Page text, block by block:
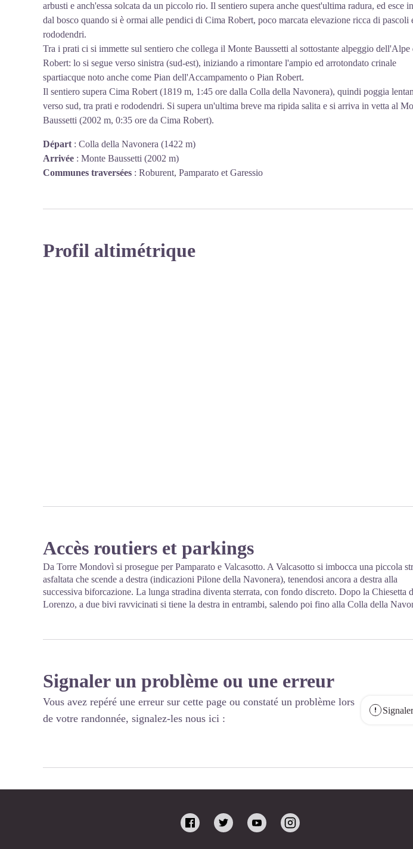
arbusti e anch'essa solcata da un piccolo rio. Il sentiero supera anche quest'ultima radura, ed esce
dal bosco quando si è ormai alle pendici di Cima Robert, poco marcata elevazione ricca di pascoli
rododendri.
Tra i prati ci si immette sul sentiero che collega il Monte Baussetti al sottostante alpeggio dell'Alpe
Robert: lo si segue verso sinistra (sud-est), iniziando a rimontare l'ampio ed arrotondato crinale
spartiacque noto anche come Pian dell'Accampamento o Pian Robert.
Il sentiero supera Cima Robert (1819 m, 1:45 ore dalla Colla della Navonera), quindi poggia
verso sud, tra prati e rododendri. Si supera un'ultima breve ma ripida salita e si arriva in vetta al
Baussetti (2002 m, 0:35 ore da Cima Robert).
Départ : Colla della Navonera (1422 m)
Arrivée : Monte Baussetti (2002 m)
Communes traversées : Roburent, Pamparato et Garessio
Profil altimétrique
Accès routiers et parkings
Da Torre Mondovì si prosegue per Pamparato e Valcasotto. A Valcasotto si imbocca una piccola
asfaltata che scende a destra (indicazioni Pilone della Navonera), tenendosi ancora a destra alla
successiva biforcazione. La lunga stradina diventa sterrata, con fondo discreto. Dopo la Chiesetta
Lorenzo, a due bivi ravvicinati si tiene la destra in entrambi, salendo poi fino alla Colla della
Signaler un problème ou une erreur
Vous avez repéré une erreur sur cette page ou constaté un problème lors
de votre randonnée, signalez-les nous ici :